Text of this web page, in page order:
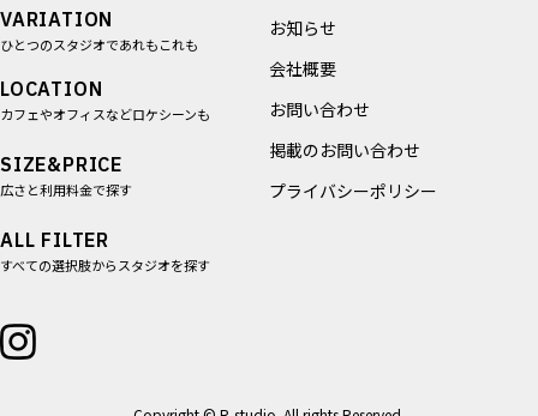
VARIATION
ひとつのスタジオであれもこれも
LOCATION
カフェやオフィスなどロケシーンも
SIZE&PRICE
広さと利用料金で探す
ALL FILTER
すべての選択肢からスタジオを探す
お知らせ
会社概要
お問い合わせ
掲載のお問い合わせ
プライバシーポリシー